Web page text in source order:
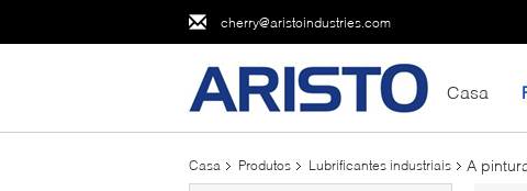
cherry@aristoindustries.com
Casa
Casa Produtos Lubrificantes industriais A